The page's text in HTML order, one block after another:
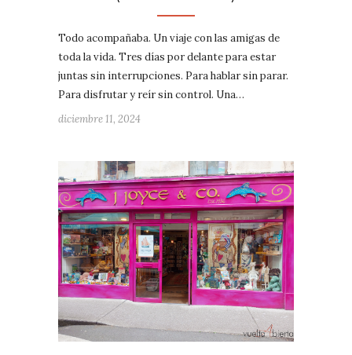
Todo acompañaba. Un viaje con las amigas de
toda la vida. Tres días por delante para estar
juntas sin interrupciones. Para hablar sin parar.
Para disfrutar y reír sin control. Una…
diciembre 11, 2024